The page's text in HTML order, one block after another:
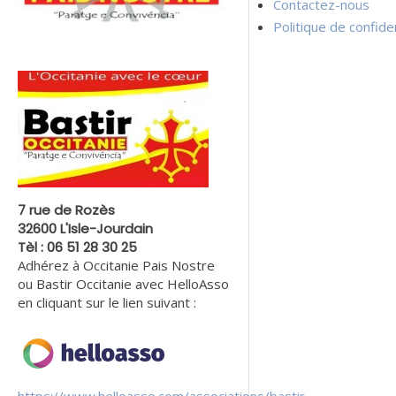
7 rue de Rozès
32600 L'Isle-Jourdain
Tèl : 06 51 28 30 25
Adhérez à Occitanie Pais Nostre
ou Bastir Occitanie avec HelloAsso
en cliquant sur le lien suivant :
Contactez-nous
Politique de